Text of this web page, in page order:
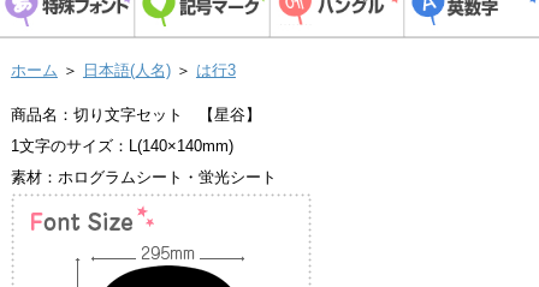
ホーム ＞ 日本語(人名) ＞ は行3
商品名：切り文字セット 【星谷】
1文字のサイズ：L(140×140mm)
素材：ホログラムシート・蛍光シート